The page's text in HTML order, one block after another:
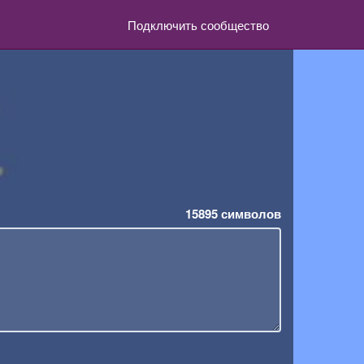
Подключить сообщество
15895символов